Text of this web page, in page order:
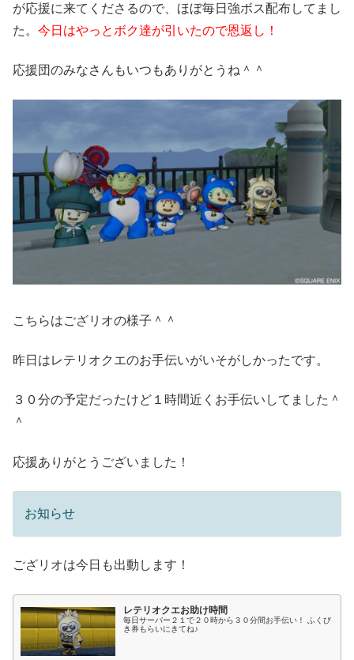
が応援に来てくださるので、ほぼ毎日強ボス配布してまし
た。 今日はやっとボク達が引いたので恩返し！
応援団のみなさんもいつもありがとうね＾＾
こちらはござリオの様子＾＾
昨日はレテリオクエのお手伝いがいそがしかったです。
３０分の予定だったけど１時間近くお手伝いしてました＾
＾
応援ありがとうございました！
お知らせ
ござリオは今日も出動します！
レテリオクエお助け時間
毎日サーバー２１で２０時から３０分間お手伝い！ ふくび
き券もらいにきてね♪